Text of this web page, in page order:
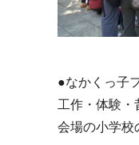
●なかくっ子
工作・体験・
会場の小学校